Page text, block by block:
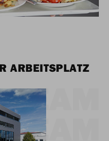
ARBEITSPLATZ